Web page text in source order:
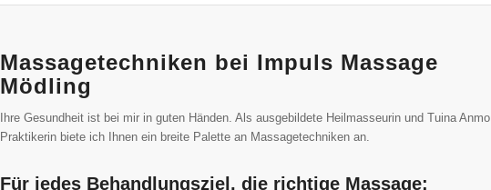
Massagetechniken bei Impuls Massage
Mödling
Ihre Gesundheit ist bei mir in guten Händen. Als ausgebildete Heilmasseurin und Tuina Anmo
Praktikerin biete ich Ihnen ein breite Palette an Massagetechniken an.
Für jedes Behandlungsziel, die richtige Massage: